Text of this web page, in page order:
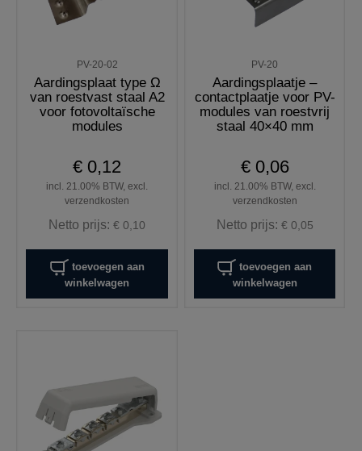
PV-20-02
Aardingsplaat type Ω
van roestvast staal A2
voor fotovoltaïsche
modules
€ 0,12
incl. 21.00% BTW, excl.
verzendkosten
Netto prijs:€ 0,10
toevoegen aan
winkelwagen
PV-20
Aardingsplaatje –
contactplaatje voor PV-
modules van roestvrij
staal 40×40 mm
€ 0,06
incl. 21.00% BTW, excl.
verzendkosten
Netto prijs: € 0,05
toevoegen aan
winkelwagen